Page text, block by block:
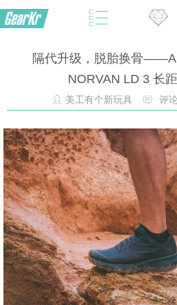
隔代升级，脱胎换骨
NORVAN LD 3 长
美工有个新玩具 评